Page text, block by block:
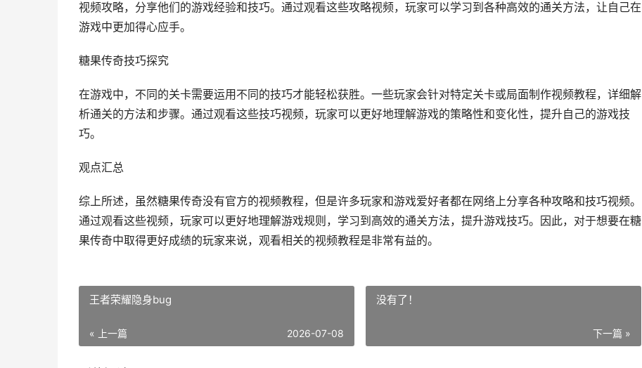
视频攻略，分享他们的游戏经验和技巧。通过观看这些攻略视频，玩家可以学习到各种高效的通关方法，让自己在
游戏中更加得心应手。
糖果传奇技巧探究
在游戏中，不同的关卡需要运用不同的技巧才能轻松获胜。一些玩家会针对特定关卡或局面制作视频教程，详细解
析通关的方法和步骤。通过观看这些技巧视频，玩家可以更好地理解游戏的策略性和变化性，提升自己的游戏技
巧。
观点汇总
综上所述，虽然糖果传奇没有官方的视频教程，但是许多玩家和游戏爱好者都在网络上分享各种攻略和技巧视频。
通过观看这些视频，玩家可以更好地理解游戏规则，学习到高效的通关方法，提升游戏技巧。因此，对于想要在糖
果传奇中取得更好成绩的玩家来说，观看相关的视频教程是非常有益的。
王者荣耀隐身bug
« 上一篇 2026-07-08
没有了！
下一篇 »